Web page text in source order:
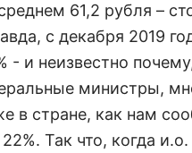
61,2 рубля –
с декабря 2019
- и неизвестно
министры,
в стране, как нам
Так что, когда